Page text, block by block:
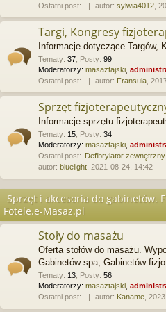
Ostatni post:
autor: sylwia4012 ,
Targi, Kongresy
Informacje dotyczące Targów,
Tematy: 37 Posty: 99
Moderatorzy: masaztajski
Ostatni post:
autor: Fransuła ,
Sprzęt
Informacje sprzętu
Tematy: 15 Posty: 34
Moderatorzy: masaztajski
Ostatni post: Defibrylator zewnętrzny
autor: bluelight , 2021-08-24, 14:42
Sprzęt i akcesoria do gabinetów.
Fotele.e-Masaz.pl
Stoły do masażu
Oferta stołów do masażu.
Gabinetów spa, Gabinetów
Tematy: 13 Posty: 56
Moderatorzy: masaztajski
Ostatni post:
autor: Kaname ,